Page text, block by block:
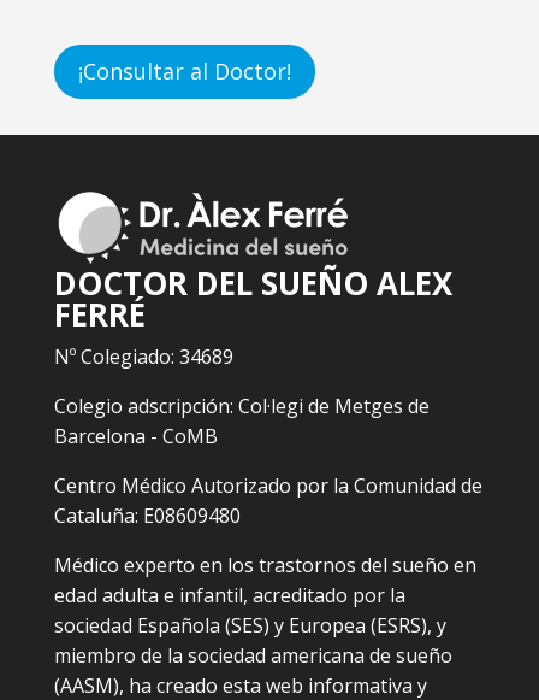
¡Consultar al Doctor!
DOCTOR DEL SUEÑO ALEX
FERRÉ
Nº Colegiado: 34689
Colegio adscripción: Col·legi de Metges de
Barcelona - CoMB
Centro Médico Autorizado por la Comunidad de
Cataluña: E08609480
Médico experto en los trastornos del sueño en
edad adulta e infantil, acreditado por la
sociedad Española (SES) y Europea (ESRS), y
miembro de la sociedad americana de sueño
(AASM), ha creado esta web informativa y